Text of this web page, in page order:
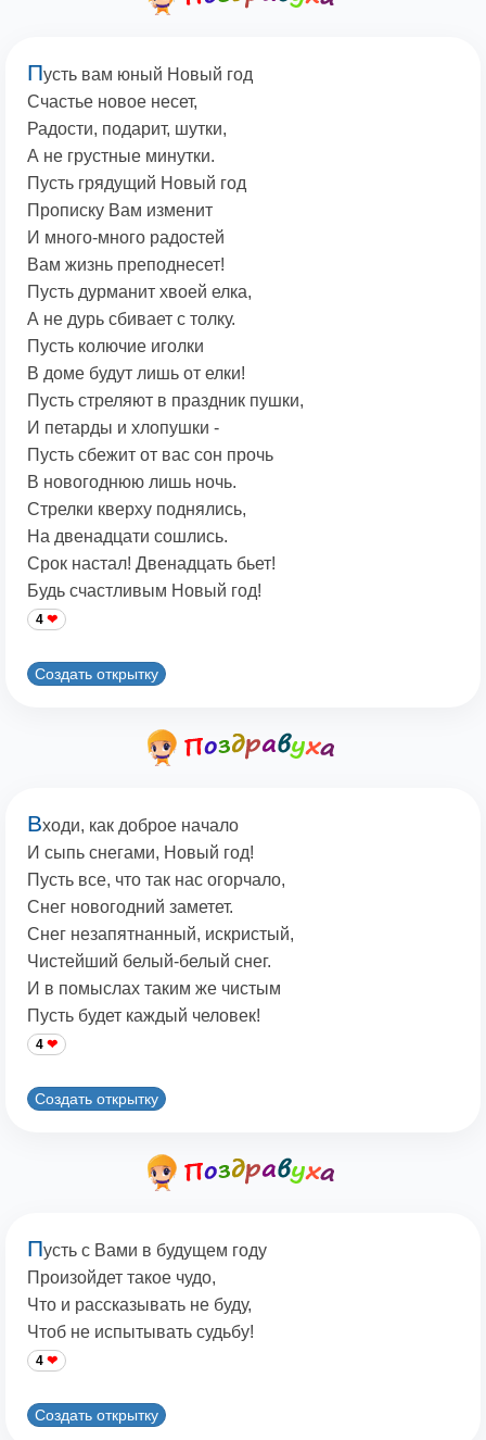
Пусть вам юный Новый год
Счастье новое несет,
Радости, подарит, шутки,
А не грустные минутки.
Пусть грядущий Новый год
Прописку Вам изменит
И много-много радостей
Вам жизнь преподнесет!
Пусть дурманит хвоей елка,
А не дурь сбивает с толку.
Пусть колючие иголки
В доме будут лишь от елки!
Пусть стреляют в праздник пушки,
И петарды и хлопушки -
Пусть сбежит от вас сон прочь
В новогоднюю лишь ночь.
Стрелки кверху поднялись,
На двенадцати сошлись.
Срок настал! Двенадцать бьет!
Будь счастливым Новый год!
4
Создать открытку
Входи, как доброе начало
И сыпь снегами, Новый год!
Пусть все, что так нас огорчало,
Снег новогодний заметет.
Снег незапятнанный, искристый,
Чистейший белый-белый снег.
И в помыслах таким же чистым
Пусть будет каждый человек!
4
Создать открытку
Пусть с Вами в будущем году
Произойдет такое чудо,
Что и рассказывать не буду,
Чтоб не испытывать судьбу!
4
Создать открытку